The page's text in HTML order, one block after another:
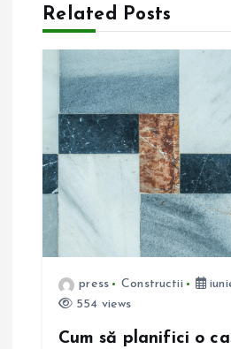
r
n
a
r
Related Posts
press Constructii
554 views
Cum să planifici o